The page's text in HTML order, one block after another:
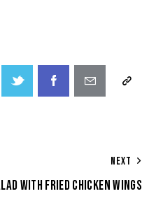
NEXT
WITH FRIED CHICKEN WINGS